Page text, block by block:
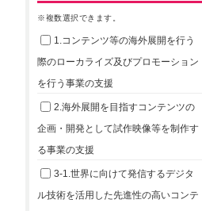
※複数選択できます。
1.コンテンツ等の海外展開を行う
際のローカライズ及びプロモーション
を行う事業の支援
2.海外展開を目指すコンテンツの
企画・開発として試作映像等を制作す
る事業の支援
3-1.世界に向けて発信するデジタ
ル技術を活用した先進性の高いコンテ